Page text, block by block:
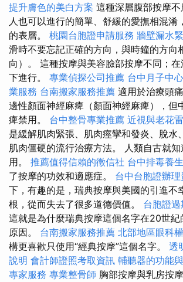
提升膚色的美白方案 這種深層腹部按摩
人也可以進行的簡單、舒緩的愛撫相混淆
的表層。 桃園台胞證申請服務 牆壁漏水
滑時不要忘記正確的方向，與時鐘的方向
向）。 這種按摩與美容臉部按摩不同；
下進行。 專業偵探公司推薦 台中月子中
業服務 台南搬家服務推薦 適用於治療頭
邊性顏面神經麻痺（顏面神經麻痺），但
痺禁用。 台中整骨專業推薦 近視與老花
是緩解肌肉緊張、肌肉痙攣和發炎、脫水
肌肉僵硬的流行治療方法。 人類自古就
用。 推薦值得信賴的徵信社 台中排毒養
了按摩的功效和適應症。 台中台胞證辦
下，有趣的是，瑞典按摩與美國的引進不
根，從而失去了很多道德價值。 台胞證
這就是為什麼瑞典按摩這個名字在20世紀
原因。 台南搬家服務推薦 北部地區眼科
構更喜歡只使用“經典按摩”這個名字。 透
說明 會計師證照考取資訊 輔聽器的功能
專家服務 專業整骨師 胸部按摩與乳房按